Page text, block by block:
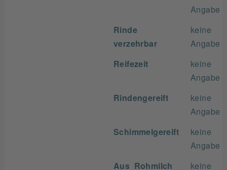
Angabe
Rinde
verzehrbar
keine
Angabe
Reifezeit
keine
Angabe
Rindengereift
keine
Angabe
Schimmelgereift
keine
Angabe
Aus Rohmilch
keine